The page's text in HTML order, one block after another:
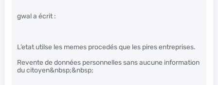
gwal a écrit :
L’etat utilse les memes procedés que les pires entreprises.
Revente de données personnelles sans aucune information
du citoyen&nbsp;&nbsp;